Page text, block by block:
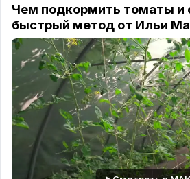
Чем подкормить томаты и
быстрый метод от Ильи